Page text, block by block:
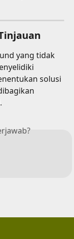
yang tidak
solusi